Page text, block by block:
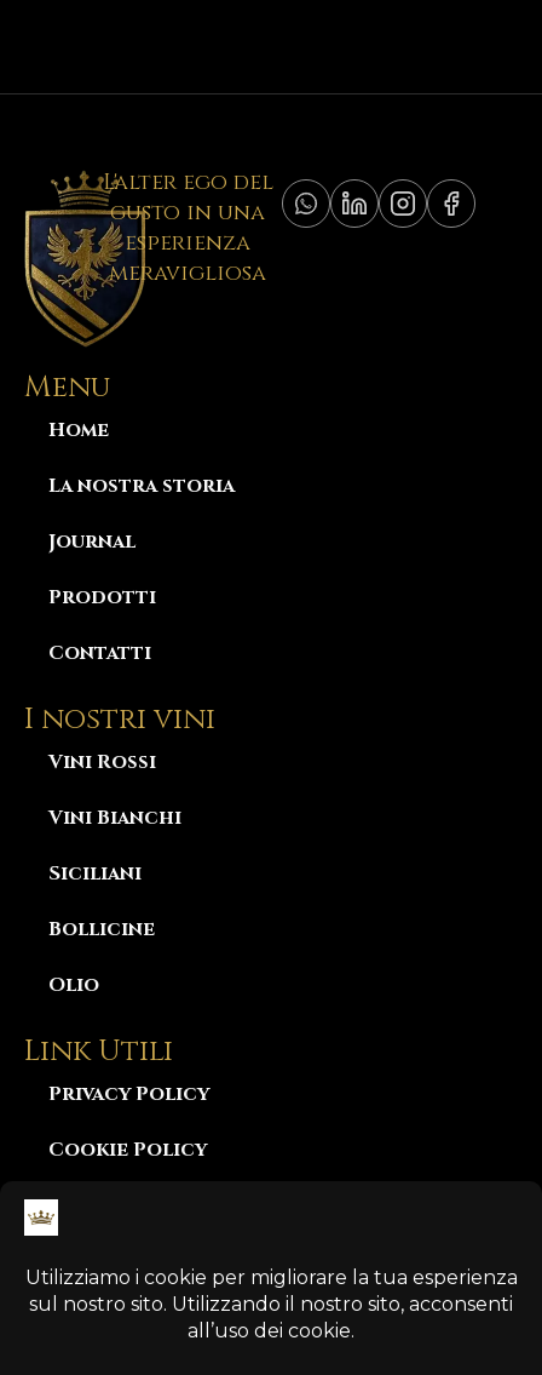
L'alter ego del
gusto in una
esperienza
meravigliosa
Menu
Home
La nostra storia
Journal
Prodotti
Contatti
I nostri vini
Vini Rossi
Vini Bianchi
Siciliani
Bollicine
Olio
Link Utili
Privacy Policy
Cookie Policy
Consegna e Garanzia
Pagamento Sicuro